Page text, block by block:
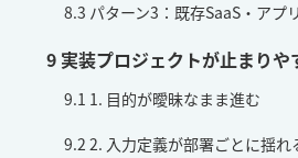
8.3 パターン3：既存SaaS・アプ
9 実装プロジェクトが止まり
9.1 1. 目的が曖昧なまま進む
9.2 2. 入力定義が部署ごとに揺れ